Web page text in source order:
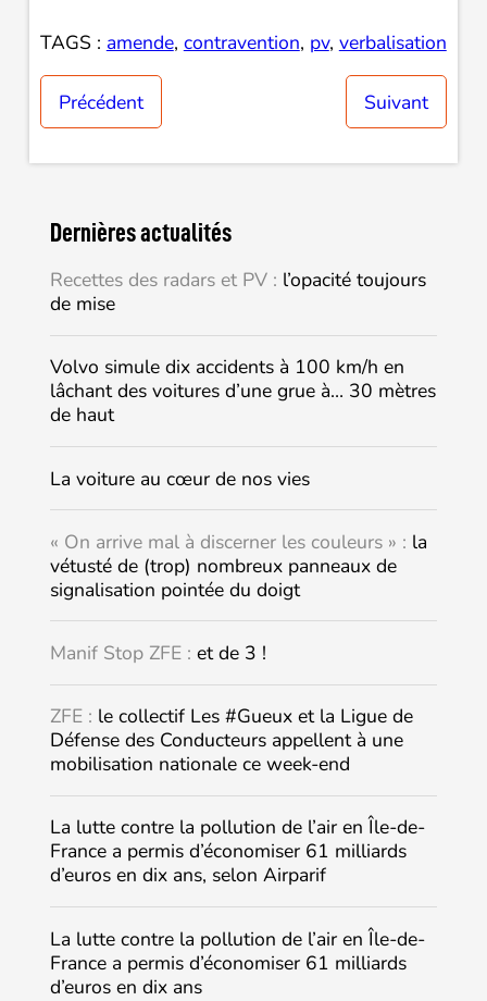
TAGS : amende, contravention, pv, verbalisation
Précédent Suivant
Dernières actualités
Recettes des radars et PV : l’opacité toujours
de mise
Volvo simule dix accidents à 100 km/h en
lâchant des voitures d’une grue à… 30 mètres
de haut
La voiture au cœur de nos vies
« On arrive mal à discerner les couleurs » : la
vétusté de (trop) nombreux panneaux de
signalisation pointée du doigt
Manif Stop ZFE : et de 3 !
ZFE : le collectif Les #Gueux et la Ligue de
Défense des Conducteurs appellent à une
mobilisation nationale ce week-end
La lutte contre la pollution de l’air en Île-de-
France a permis d’économiser 61 milliards
d’euros en dix ans, selon Airparif
La lutte contre la pollution de l’air en Île-de-
France a permis d’économiser 61 milliards
d’euros en dix ans